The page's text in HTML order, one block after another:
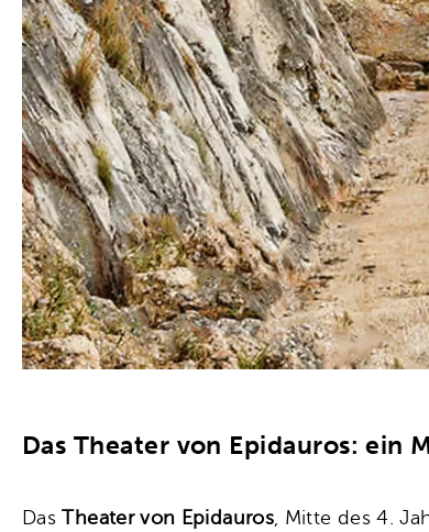
Das Theater von Epidauros: ein
DasTheater von Epidauros , Mitte des 4.